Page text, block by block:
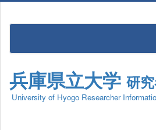
兵庫県立大学 研
University of Hyogo Researcher